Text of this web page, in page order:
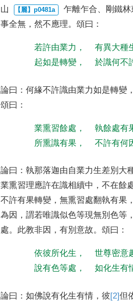
山
乍離乍合、 剛鐵
事全無 ，然不應理。頌曰 ：
若許由業力 ，
有異大種
起如是轉變 ， 於識何不
論曰 ：何緣不許識由業力如是轉變
頌曰 ：
業熏習餘處 ，
執餘處有
所熏識有果 ， 不許有何
論曰 ：執那落迦由自業力生差別大
業熏習理應許在識相續中 ，不在餘
不許有果轉變 ，無熏習處翻執有果
為因 ，謂若唯識似色等現無別色等
處。 此教非因 ，有別意故。頌曰 ：
依彼所化生 ，
世尊密意
說有色等處 ， 如化生有
論曰 ：如佛說有化生有情 ，彼[2]但